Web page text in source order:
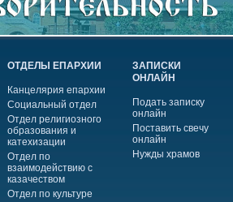
ОТДЕЛЫ ЕПАРХИИ
Канцелярия епархии
Социальный отдел
Отдел религиозного
образования и
катехизации
Отдел по
взаимодействию с
казачеством
Отдел по культуре
ЗАПИСКИ
ОНЛАЙН
Подать записку
онлайн
Поставить свечу
онлайн
Нужды храмов